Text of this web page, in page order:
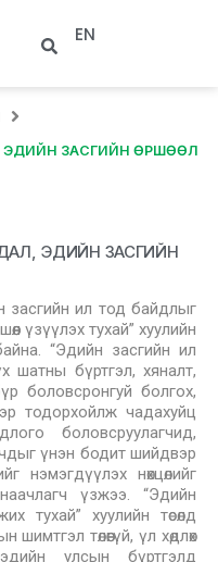
EN
ЗАСГИЙН ӨРШӨӨЛ
ЭДИЙН ЗАСГИЙН
засгийн ил тод байдлыг
үзүүлэх тухай” хуулийн
“Эдийн засгийн ил
бүртгэл, хяналт,
боловсронгуй болгох,
тодорхойлж чадахуйц
боловсруулагчид,
үнэн бодит шийдвэр
нэмэгдүүлэх нөхцөлийг
үзжээ. “Эдийн
тухай” хуулийн төсөлд
төлөөгүй, үл хөдлөх
улсын бүртгэлд